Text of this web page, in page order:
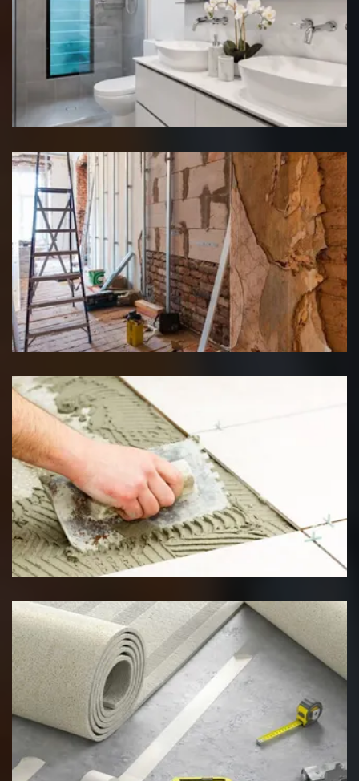
Rénovation salle de bain
Rénovation interieure
Pose de carrelage
Pose de moquette